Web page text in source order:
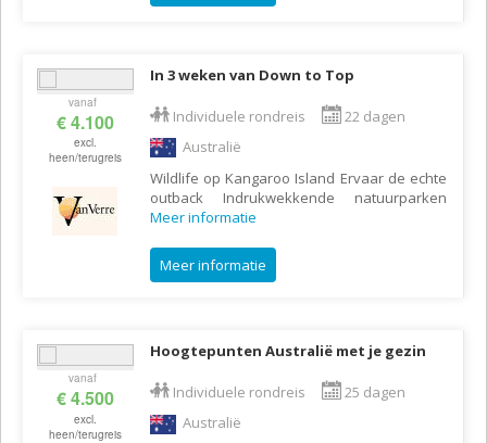
vanaf
€ 4.100
excl.
heen/terugreis
In 3 weken van Down to Top
Individuele rondreis
22 dagen
Australië
Wildlife op Kangaroo Island Ervaar de echte
outback Indrukwekkende natuurparken
Meer informatie
Meer informatie
vanaf
€ 4.500
excl.
heen/terugreis
Hoogtepunten Australië met je gezin
Individuele rondreis
25 dagen
Australië